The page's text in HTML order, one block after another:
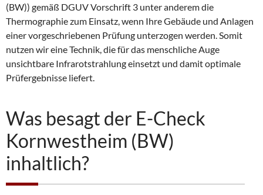
(BW)) gemäß DGUV Vorschrift 3 unter anderem die
Thermographie zum Einsatz, wenn Ihre Gebäude und Anlagen
einer vorgeschriebenen Prüfung unterzogen werden. Somit
nutzen wir eine Technik, die für das menschliche Auge
unsichtbare Infrarotstrahlung einsetzt und damit optimale
Prüfergebnisse liefert.
Was besagt der E-Check
Kornwestheim (BW)
inhaltlich?